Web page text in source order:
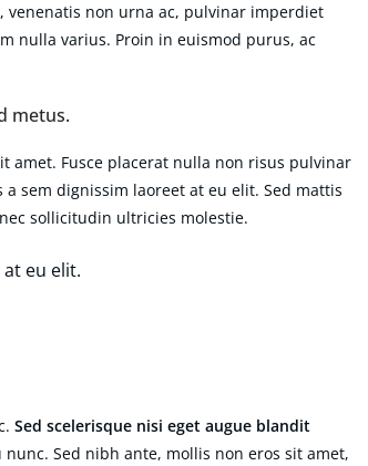
non urna ac, pulvinar imperdiet
nulla varius. Proin in euismod purus, ac
metus.
amet. Fusce placerat nulla non risus pulvinar
sem dignissim laoreet at eu elit. Sed mattis
sollicitudin ultricies molestie.
eu elit.
Sed scelerisque nisi eget augue blandit
Sed nibh ante, mollis non eros sit amet,